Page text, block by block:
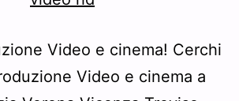
Video e cinema! Cerchi
Video e cinema a